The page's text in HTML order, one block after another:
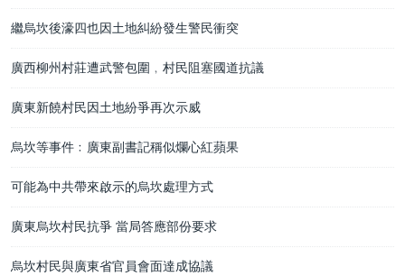
繼烏坎後濠四也因土地糾紛發生警民衝突
廣西柳州村莊遭武警包圍﹐村民阻塞國道抗議
廣東新饒村民因土地紛爭再次示威
烏坎等事件﹕廣東副書記稱似爛心紅蘋果
可能為中共帶來啟示的烏坎處理方式
廣東烏坎村民抗爭 當局答應部份要求
烏坎村民與廣東省官員會面達成協議